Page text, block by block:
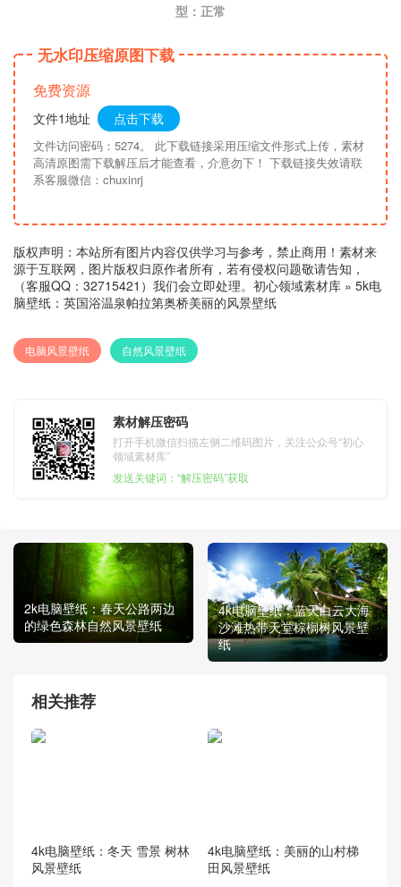
型：正常
无水印压缩原图下载
免费资源
文件1地址 点击下载
文件访问密码：5274。 此下载链接采用压缩文件形式上传，素材
高清原图需下载解压后才能查看，介意勿下！ 下载链接失效请联
系客服微信：chuxinrj
版权声明：本站所有图片内容仅供学习与参考，禁止商用！素材来
源于互联网，图片版权归原作者所有，若有侵权问题敬请告知，
（客服QQ：32715421）我们会立即处理。 初心领域素材库 » 5k电
脑壁纸：英国浴温泉帕拉第奥桥美丽的风景壁纸
电脑风景壁纸 自然风景壁纸
素材解压密码
打开手机微信扫描左侧二维码图片，关注公众号“初心
领域素材库”
发送关键词：“解压密码”获取
2k电脑壁纸：春天公路两边
的绿色森林自然风景壁纸
4k电脑壁纸：蓝天白云大海
沙滩热带天堂棕榈树风景壁
纸
相关推荐
4k电脑壁纸：冬天 雪景 树林
风景壁纸
4k电脑壁纸：美丽的山村梯
田风景壁纸